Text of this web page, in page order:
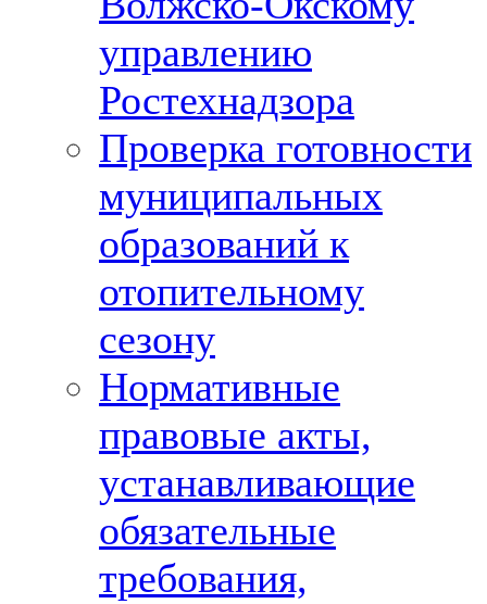
управлению
Ростехнадзора
Проверка готовности
муниципальных
образований к
отопительному
сезону
Нормативные
правовые акты,
устанавливающие
обязательные
требования,